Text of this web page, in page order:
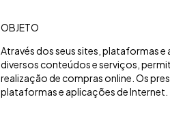
OBJETO
Através dos seus sites, plataformas e
diversos conteúdos e serviços,
realização de compras online. Os
plataformas e aplicações de Internet.